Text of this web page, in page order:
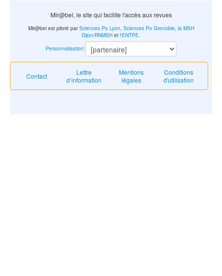
Mir@bel, le site qui facilite l'accès aux revues
Contact
Lettre
d’information
Mentions
légales
Conditions
d'utilisation
Mir@bel est piloté parSciences Po Lyon, Sciences Po Grenoble, la MSH
Dijon/RNMSH et l'ENTPE.
Personnalisation: